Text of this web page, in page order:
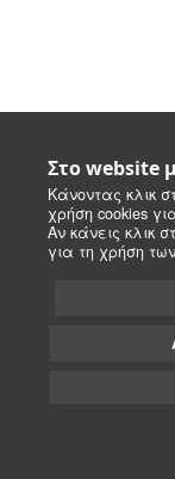
Στο website
Κάνοντας κλικ
χρήση cookies
Αν κάνεις κλικ
για τη χρήση